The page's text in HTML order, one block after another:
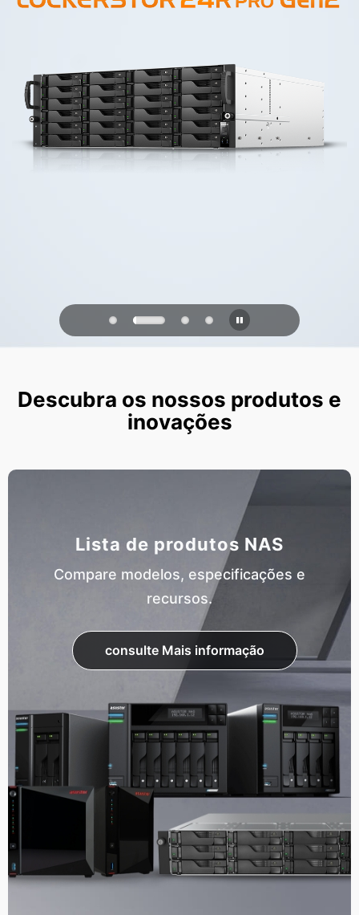
quânticos do futuro
Descubra os nossos produtos e
inovações
Lista de produtos NAS
Compare modelos, especificações e
recursos.
consulte Mais informação